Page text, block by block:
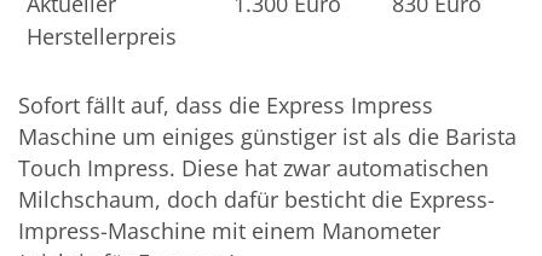
Herstellerpreis
Sofort fällt auf, dass die Express Impress
Maschine um einiges günstiger ist als die Barista
Touch Impress. Diese hat zwar automatischen
Milchschaum, doch dafür besticht die Express-
Impress-Maschine mit einem Manometer